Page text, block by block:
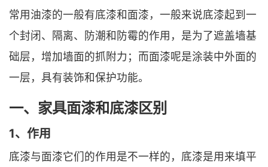
常用油漆的一般有底漆和面漆，一般来说底漆起到一
个封闭、隔离、防潮和防霉的作用，是为了遮盖墙基
础层，增加墙面的抓附力；而面漆呢是涂装中外面的
一层，具有装饰和保护功能。
一、家具面漆和底漆区别
1、作用
底漆与面漆它们的作用是不一样的，底漆是用来填平